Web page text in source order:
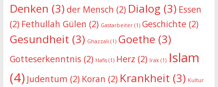
Denken (3) der Mensch (2) Dialog (3) Essen
(2) Fethullah Gülen (2) Gastarbeiter(1) Geschichte(2)
Gesundheit (3) Ghazzali (1) Goethe (3)
Gotteserkenntnis (2) Hafis(1) Herz (2) Irak(1) Islam
(4) Judentum (2) Koran (2) Krankheit (3) Kultur